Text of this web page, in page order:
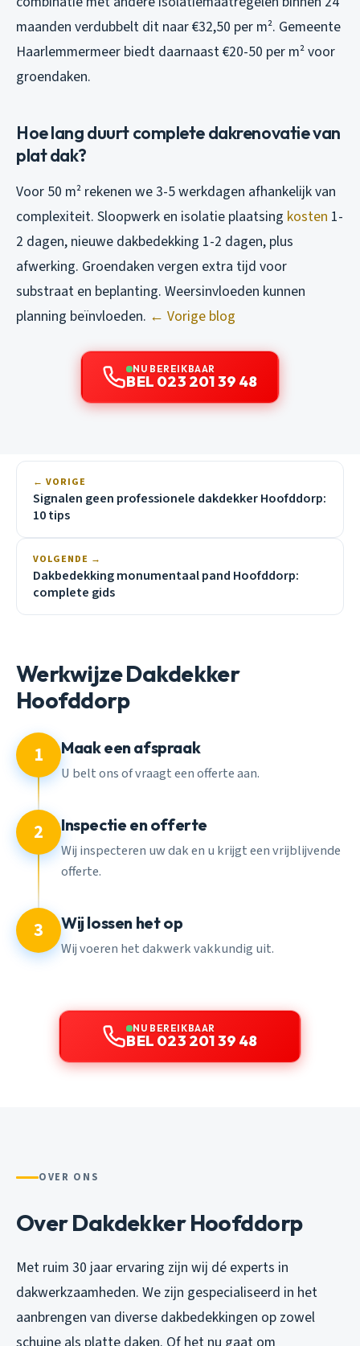
maanden verdubbelt dit naar €32,50 per m². Gemeente
Haarlemmermeer biedt daarnaast €20-50 per m² voor
groendaken.
Hoe lang duurt complete dakrenovatie van
plat dak?
Voor 50 m² rekenen we 3-5 werkdagen afhankelijk van
complexiteit. Sloopwerk en isolatie plaatsing kosten 1-
2 dagen, nieuwe dakbedekking 1-2 dagen, plus
afwerking. Groendaken vergen extra tijd voor
substraat en beplanting. Weersinvloeden kunnen
planning beïnvloeden. ← Vorige blog
NU BEREIKBAAR
BEL 023 201 39 48
← VORIGE
Signalen geen professionele dakdekker Hoofddorp:
10 tips
VOLGENDE →
Dakbedekking monumentaal pand Hoofddorp:
complete gids
Werkwijze Dakdekker
Hoofddorp
1 Maak een afspraak
U belt ons of vraagt een offerte aan.
2 Inspectie en offerte
Wij inspecteren uw dak en u krijgt een vrijblijvende
offerte.
3 Wij lossen het op
Wij voeren het dakwerk vakkundig uit.
NU BEREIKBAAR
BEL 023 201 39 48
OVER ONS
Over Dakdekker Hoofddorp
Met ruim 30 jaar ervaring zijn wij dé experts in
dakwerkzaamheden. We zijn gespecialiseerd in het
aanbrengen van diverse dakbedekkingen op zowel